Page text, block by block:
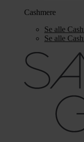
Cashmere
Se alle
Se alle